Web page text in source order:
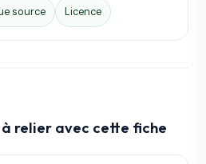
source Licence
relier avec cette fiche